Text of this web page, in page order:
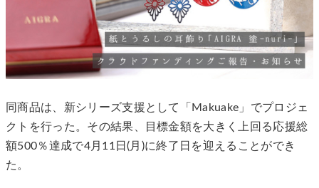
同商品は、新シリーズ支援として「Makuake」でプロジェ
クトを行った。その結果、目標金額を大きく上回る応援総
額500％達成で4月11日(月)に終了日を迎えることができ
た。